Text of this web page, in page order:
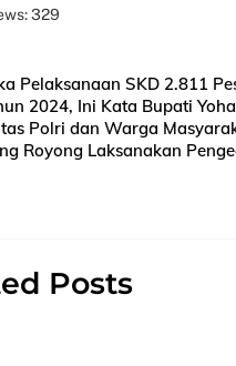
329
Pelaksanaan SKD 2.811
2024, Ini Kata Bupati
Polri dan Warga
Royong Laksanakan
Posts